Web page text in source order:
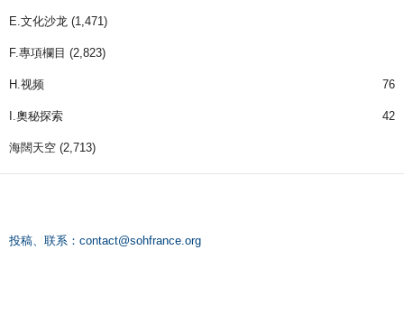
E.文化沙龙 (1,471)
F.專項欄目 (2,823)
H.视频 76
I.奧秘探索 42
海闊天空 (2,713)
投稿、联系： contact@sohfrance.org